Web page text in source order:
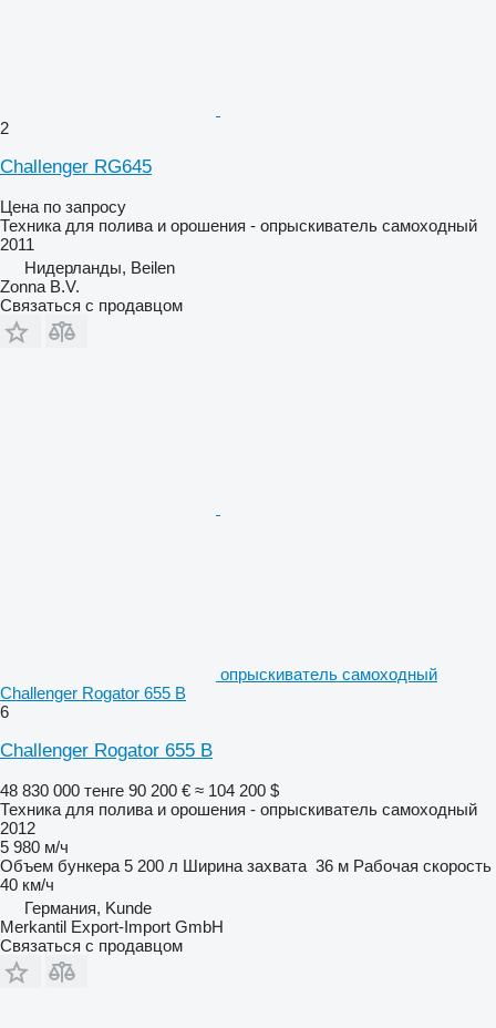
2
Challenger RG645
Цена по запросу
Техника для полива и орошения - опрыскиватель самоходный
2011
Нидерланды, Beilen
Zonna B.V.
Связаться с продавцом
опрыскиватель самоходный
Challenger Rogator 655 B
6
Challenger Rogator 655 B
48 830 000 тенге 90 200 € ≈ 104 200 $
Техника для полива и орошения - опрыскиватель самоходный
2012
5 980 м/ч
Объем бункера 5 200 л Ширина захвата 36 м Рабочая скорость
40 км/ч
Германия, Kunde
Merkantil Export-Import GmbH
Связаться с продавцом